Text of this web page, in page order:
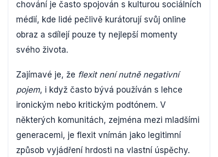
chování je často spojován s kulturou sociálních
médií, kde lidé pečlivě kurátorují svůj online
obraz a sdílejí pouze ty nejlepší momenty
svého života.
Zajímavé je, že flexit není nutně negativní
pojem, i když často bývá používán s lehce
ironickým nebo kritickým podtónem. V
některých komunitách, zejména mezi mladšími
generacemi, je flexit vnímán jako legitimní
způsob vyjádření hrdosti na vlastní úspěchy.